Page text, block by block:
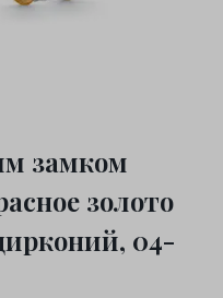
замком
золото
04-